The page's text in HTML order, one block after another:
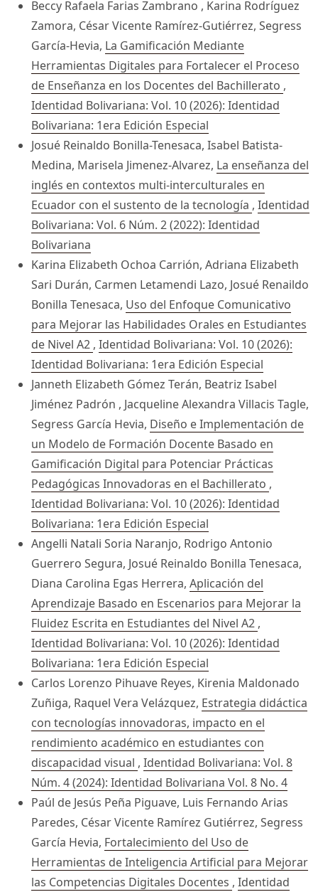
Beccy Rafaela Farias Zambrano , Karina Rodríguez
Zamora, César Vicente Ramírez-Gutiérrez, Segress
García-Hevia, La Gamificación Mediante
Herramientas Digitales para Fortalecer el Proceso
de Enseñanza en los Docentes del Bachillerato ,
Identidad Bolivariana: Vol. 10 (2026): Identidad
Bolivariana: 1era Edición Especial
Josué Reinaldo Bonilla-Tenesaca, Isabel Batista-
Medina, Marisela Jimenez-Alvarez, La enseñanza del
inglés en contextos multi-interculturales en
Ecuador con el sustento de la tecnología , Identidad
Bolivariana: Vol. 6 Núm. 2 (2022): Identidad
Bolivariana
Karina Elizabeth Ochoa Carrión, Adriana Elizabeth
Sari Durán, Carmen Letamendi Lazo, Josué Renaildo
Bonilla Tenesaca, Uso del Enfoque Comunicativo
para Mejorar las Habilidades Orales en Estudiantes
de Nivel A2 , Identidad Bolivariana: Vol. 10 (2026):
Identidad Bolivariana: 1era Edición Especial
Janneth Elizabeth Gómez Terán, Beatriz Isabel
Jiménez Padrón , Jacqueline Alexandra Villacis Tagle,
Segress García Hevia, Diseño e Implementación de
un Modelo de Formación Docente Basado en
Gamificación Digital para Potenciar Prácticas
Pedagógicas Innovadoras en el Bachillerato ,
Identidad Bolivariana: Vol. 10 (2026): Identidad
Bolivariana: 1era Edición Especial
Angelli Natali Soria Naranjo, Rodrigo Antonio
Guerrero Segura, Josué Reinaldo Bonilla Tenesaca,
Diana Carolina Egas Herrera, Aplicación del
Aprendizaje Basado en Escenarios para Mejorar la
Fluidez Escrita en Estudiantes del Nivel A2 ,
Identidad Bolivariana: Vol. 10 (2026): Identidad
Bolivariana: 1era Edición Especial
Carlos Lorenzo Pihuave Reyes, Kirenia Maldonado
Zuñiga, Raquel Vera Velázquez, Estrategia didáctica
con tecnologías innovadoras, impacto en el
rendimiento académico en estudiantes con
discapacidad visual , Identidad Bolivariana: Vol. 8
Núm. 4 (2024): Identidad Bolivariana Vol. 8 No. 4
Paúl de Jesús Peña Piguave, Luis Fernando Arias
Paredes, César Vicente Ramírez Gutiérrez, Segress
García Hevia, Fortalecimiento del Uso de
Herramientas de Inteligencia Artificial para Mejorar
las Competencias Digitales Docentes , Identidad